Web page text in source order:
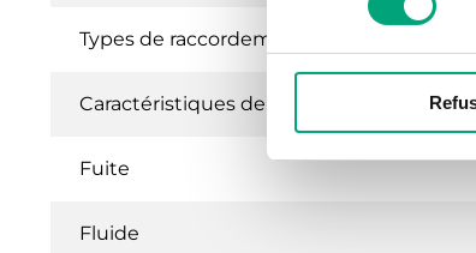
Types de raccordement
Caractéristiques de débit
Fuite
Fluide